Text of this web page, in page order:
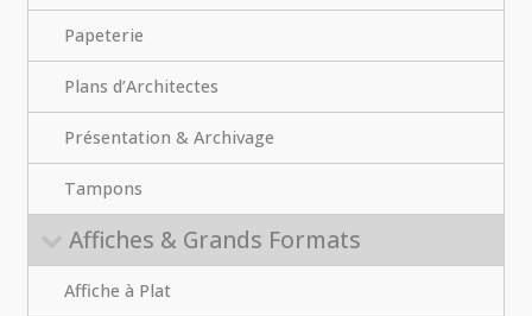
Papeterie
Plans d’Architectes
Présentation & Archivage
Tampons
Affiches & Grands Formats
Affiche à Plat